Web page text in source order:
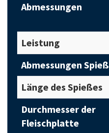
Abmessungen
Leistung
Abmessungen Spieß
Länge des Spießes
Durchmesser der
Fleischplatte